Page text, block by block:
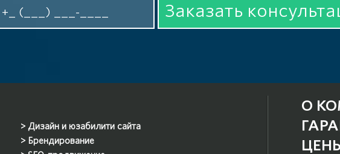
Заказать
Дизайн и юзабилити сайта
Брендирование
О